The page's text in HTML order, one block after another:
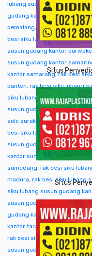
lubang susun gudang kantor
gudang kantor pekanbaru,rak
pemalang, rak besi siku
besi siku lubang susun
susun gudang kantor
susun gudang kantor
kantor semarang,rak besi
banten, rak besi siku lubang
siku lubang susun gudang
susun gudang kantor sofifi,
solo surakarta,rak besi siku
besi siku lubang susun
susun gudang kantor
kantor sumba ntt
rak besi
sumedang, rak besi siku
madura, rak besi siku lubang
siku lubang susun gudang
susun gudang kantor tangjung
gudang kantor tanjungpinang
kantor tarakan, rak besi siku
rak besi siku lubang susun
susun gudang kantor
Situs
Situs